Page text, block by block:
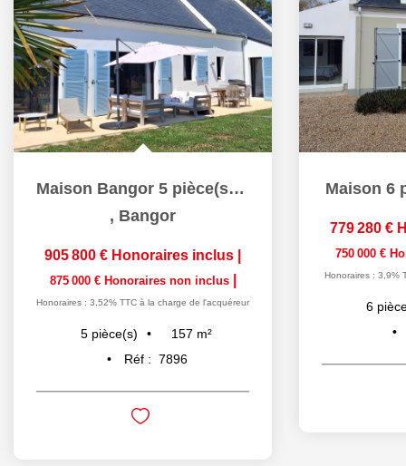
Maison Bangor 5 pièce(s) 156.76 m2
, Bangor
905 800 € Honoraires inclus
875 000 € Honoraires non inclus
Honoraires : 3,52% TTC à la charge de l'acquéreur
5 pièce(s) 157 m²
Réf : 7896
Maison 6
779 280 €
750 000 €
Honoraires : 3,9%
6